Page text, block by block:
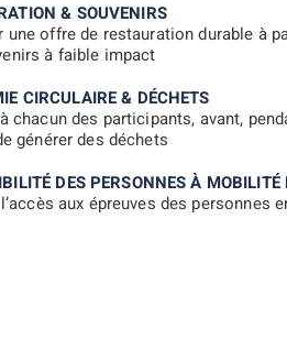
& SOUVENIRS
une offre de restauration durable à
à faible impact
CIRCULAIRE & DÉCHETS
chacun des participants, avant,
générer des déchets
DES PERSONNES À MOBILITÉ
aux épreuves des personnes